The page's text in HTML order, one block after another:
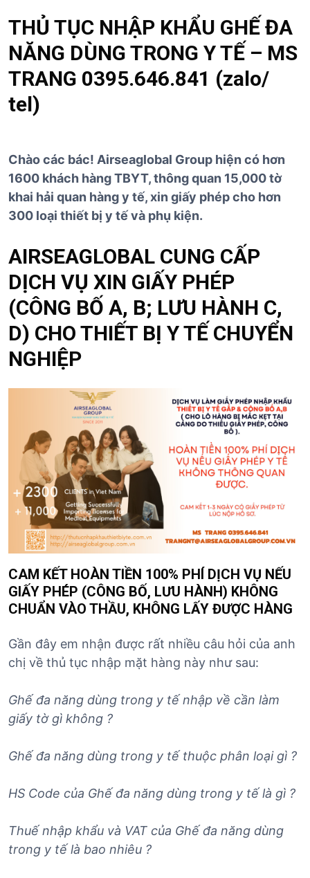
THỦ TỤC NHẬP KHẨU GHẾ ĐA
NĂNG DÙNG TRONG Y TẾ – MS
TRANG 0395.646.841 (zalo/
tel)
Chào các bác! Airseaglobal Group hiện có hơn
1600 khách hàng TBYT, thông quan 15,000 tờ
khai hải quan hàng y tế, xin giấy phép cho hơn
300 loại thiết bị y tế và phụ kiện.
AIRSEAGLOBAL CUNG CẤP
DỊCH VỤ XIN GIẤY PHÉP
(CÔNG BỐ A, B; LƯU HÀNH C,
D) CHO THIẾT BỊ Y TẾ CHUYỂN
NGHIỆP
CAM KẾT HOÀN TIỀN 100% PHÍ DỊCH VỤ NẾU
GIẤY PHÉP (CÔNG BỐ, LƯU HÀNH) KHÔNG
CHUẨN VÀO THẦU, KHÔNG LẤY ĐƯỢC HÀNG
Gần đây em nhận được rất nhiều câu hỏi của anh
chị về thủ tục nhập mặt hàng này như sau:
Ghế đa năng dùng trong y tế nhập về cần làm
giấy tờ gì không ?
Ghế đa năng dùng trong y tế thuộc phân loại gì ?
HS Code của Ghế đa năng dùng trong y tế là gì ?
Thuế nhập khẩu và VAT của Ghế đa năng dùng
trong y tế là bao nhiêu ?